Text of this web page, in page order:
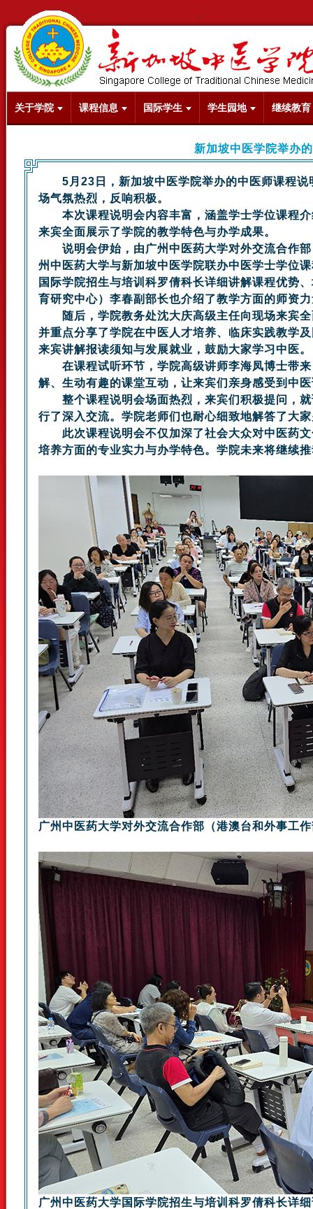
关于学院 课程信息 国际学生 学生园地 继续教育
新加坡中医学院举办
5月23日，新加坡中医学院举办的中医师课程说
场气氛热烈，反响积极。
本次课程说明会内容丰富，涵盖学士学位课程介
来宾全面展示了学院的教学特色与办学成果。
说明会伊始，由广州中医药大学对外交流合作部
州中医药大学与新加坡中医学院联办中医学士学位
国际学院招生与培训科罗倩科长详细讲解课程优势
育研究中心）李春副部长也介绍了教学方面的师资
随后，学院教务处沈大庆高级主任向现场来宾全
并重点分享了学院在中医人才培养、临床实践教学
来宾讲解报读须知与发展就业，鼓励大家学习中医。
在课程试听环节，学院高级讲师李海凤博士带来
解、生动有趣的课堂互动，让来宾们亲身感受到中
整个课程说明会场面热烈，来宾们积极提问，就
行了深入交流。学院老师们也耐心细致地解答了大
此次课程说明会不仅加深了社会大众对中医药文
培养方面的专业实力与办学特色。学院未来将继续
广州中医药大学对外交流合作部（港澳台和外事工
广州中医药大学国际学院招生与培训科罗倩科长详